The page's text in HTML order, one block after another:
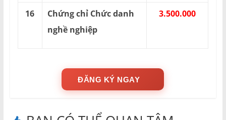
16
Chứng chỉ Chức danh
nghề nghiệp
3.500.000
ĐĂNG KÝ NGAY